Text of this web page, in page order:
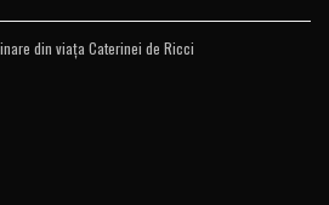
din viața Caterinei de Ricci